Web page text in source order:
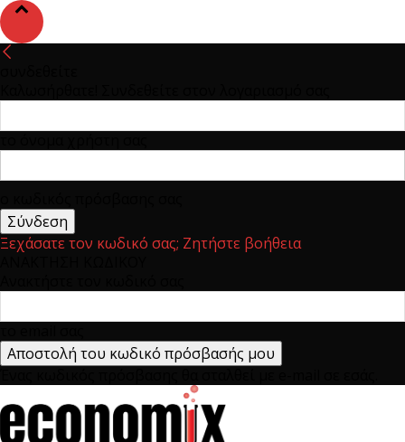
Ξεχάσατε τον κωδικό σας; Ζητήστε βοήθεια